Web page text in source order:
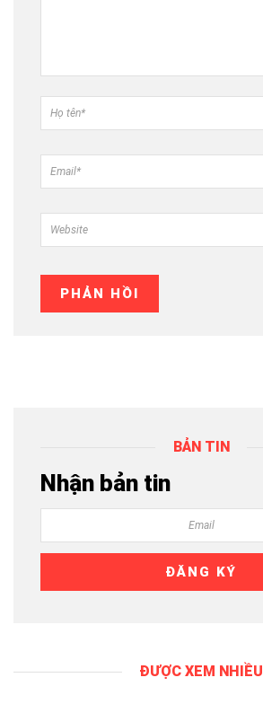
BẢN TIN
Nhận bản tin
ĐƯỢC XEM NHIỀU